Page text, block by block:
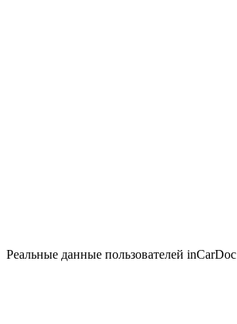
Реальные данные пользователей inCarDoc